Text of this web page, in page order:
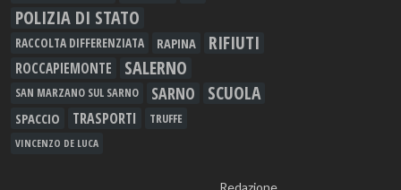
POLIZIA DI STATO
RACCOLTA DIFFERENZIATA RAPINA RIFIUTI
ROCCAPIEMONTE SALERNO
SAN MARZANO SUL SARNO SARNO SCUOLA
SPACCIO TRASPORTI TRUFFE
VINCENZO DE LUCA